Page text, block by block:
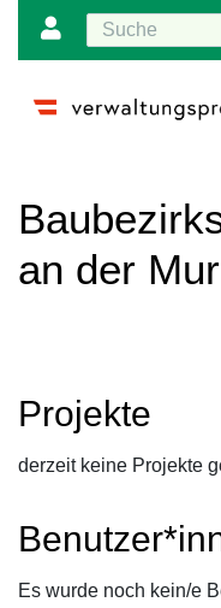
an der Mur
Projekte
derzeit keine Projekte
Es wurde noch kein/e